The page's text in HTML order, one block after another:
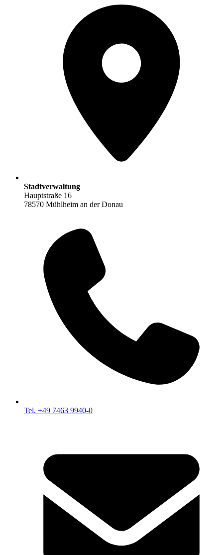
Stadtverwaltung
Hauptstraße 16
78570 Mühlheim an der Donau
Tel. +49 7463 9940-0